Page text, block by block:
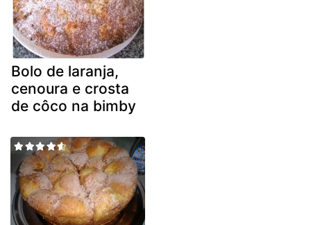
Bolo de laranja,
cenoura e crosta
de côco na bimby